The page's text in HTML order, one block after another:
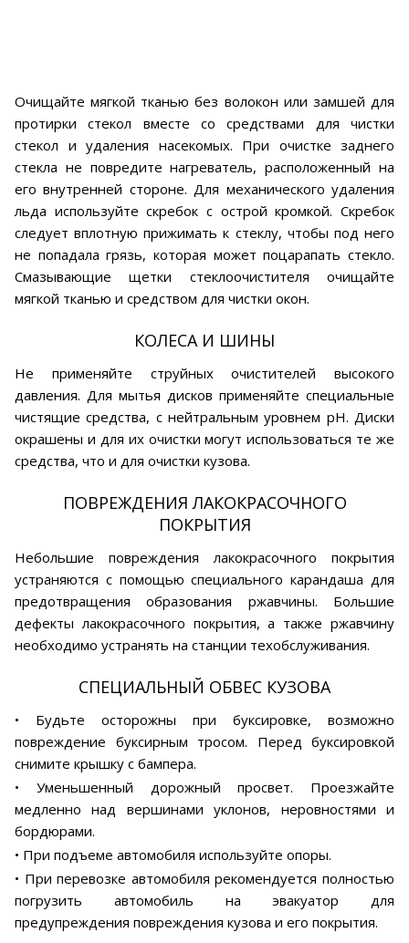
Очищайте мягкой тканью без волокон или замшей для
протирки стекол вместе со средствами для чистки
стекол и удаления насекомых. При очистке заднего
стекла не повредите нагреватель, расположенный на
его внутренней стороне. Для механического удаления
льда используйте скребок с острой кромкой. Скребок
следует вплотную прижимать к стеклу, чтобы под него
не попадала грязь, которая может поцарапать стекло.
Смазывающие щетки стеклоочистителя очищайте
мягкой тканью и средством для чистки окон.
КОЛЕСА И ШИНЫ
Не применяйте струйных очистителей высокого
давления. Для мытья дисков применяйте специальные
чистящие средства, с нейтральным уровнем pH. Диски
окрашены и для их очистки могут использоваться те же
средства, что и для очистки кузова.
ПОВРЕЖДЕНИЯ ЛАКОКРАСОЧНОГО
ПОКРЫТИЯ
Небольшие повреждения лакокрасочного покрытия
устраняются с помощью специального карандаша для
предотвращения образования ржавчины. Большие
дефекты лакокрасочного покрытия, а также ржавчину
необходимо устранять на станции техобслуживания.
СПЕЦИАЛЬНЫЙ ОБВЕС КУЗОВА
• Будьте осторожны при буксировке, возможно
повреждение буксирным тросом. Перед буксировкой
снимите крышку с бампера.
• Уменьшенный дорожный просвет. Проезжайте
медленно над вершинами уклонов, неровностями и
бордюрами.
• При подъеме автомобиля используйте опоры.
• При перевозке автомобиля рекомендуется полностью
погрузить автомобиль на эвакуатор для
предупреждения повреждения кузова и его покрытия.